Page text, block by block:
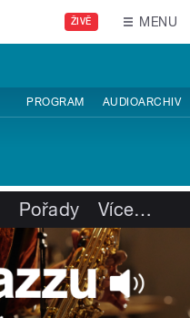
ŽIVĚ MENU
PROGRAM AUDIOARCHIV
Pořady Více…